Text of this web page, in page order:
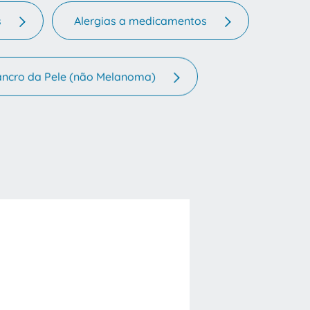
Alergias a medicamentos
da Pele (não Melanoma)